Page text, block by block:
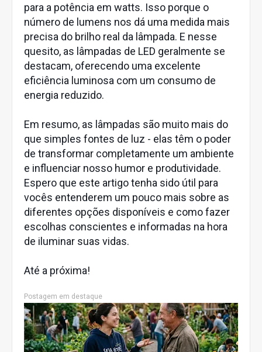
para a potência em watts. Isso porque o
número de lumens nos dá uma medida mais
precisa do brilho real da lâmpada. E nesse
quesito, as lâmpadas de LED geralmente se
destacam, oferecendo uma excelente
eficiência luminosa com um consumo de
energia reduzido.
Em resumo, as lâmpadas são muito mais do
que simples fontes de luz - elas têm o poder
de transformar completamente um ambiente
e influenciar nosso humor e produtividade.
Espero que este artigo tenha sido útil para
vocês entenderem um pouco mais sobre as
diferentes opções disponíveis e como fazer
escolhas conscientes e informadas na hora
de iluminar suas vidas.
Até a próxima!
Postagem em destaque